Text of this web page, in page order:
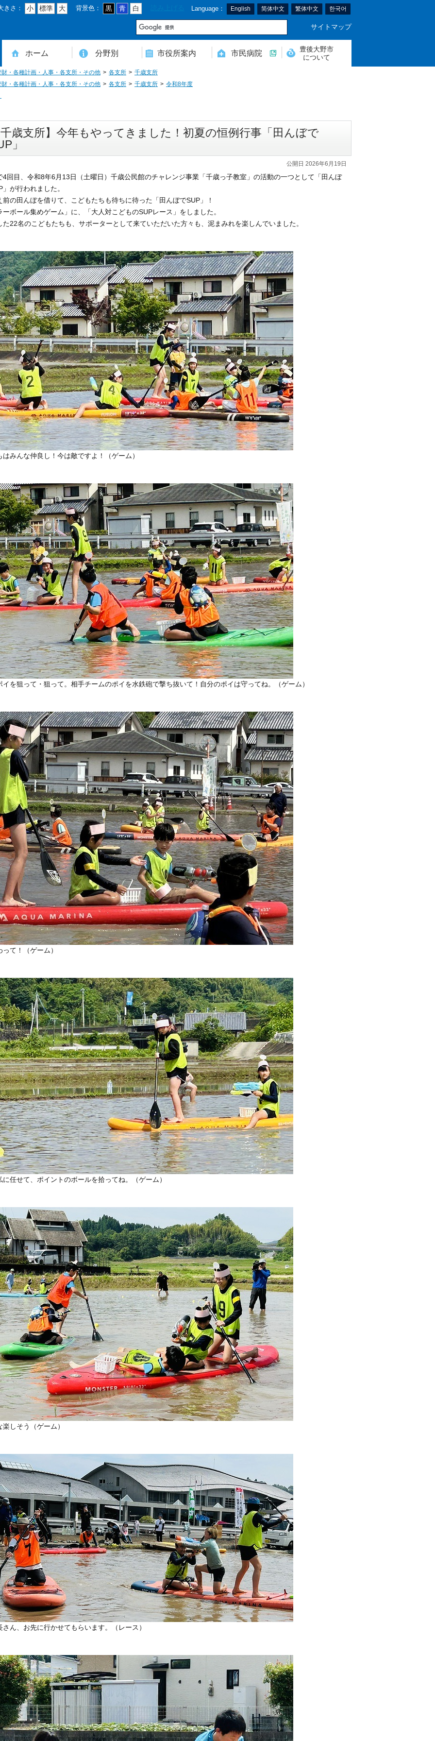
きさ： 小 標準 大 背景色： 黒 青 白 Language： English 简体中文 繁体中文 한국어
サイトマップ
ホーム 分野別
住民登録・戸籍・印鑑・マイナンバー
税・年金・国民健康保険・後期高齢者医療
教育・文化・スポーツ・人権・男女共同参画
健康・医療・介護・福祉・食育
消防・防災・安全・環境・ごみ・住宅・水道
商工・労働・消費者行政
入札・契約・工事・委託
農業・林業・農業委員会事務局
道路・都市計画・地籍・交通
議会・選管・監査
まちづくり・財政・管財・各種計画・人事・各支所・その他
市役所案内
本庁舎案内図
庁舎案内
行政組織
市民病院
豊後大野市
について
人口・世帯数・高齢者人口
豊後大野市の概要
豊後大野市の歴史
合併経過
市章・市民憲章・市花・市木等
豊後大野市友好交流協定
豊後大野市のすがた
豊後大野市の観光
豊後大野市の各種計画
ようこそ市長室へ
名誉市民
豊後大野市ふるさと大使
・各種計画・人事・各支所・その他 各支所
千歳支所
・各種計画・人事・各支所・その他
各支所 千歳支所
令和8年度
歳支所】今年もやってきました！初夏の恒例行事「田んぼで
」
公開日 2026年6月19日
4回目、令和8年6月13日（土曜日）千歳公民館のチャレンジ事業「千歳っ子教室」の活動の一つとして「田んぼ
」が行われました。
前の田んぼを借りて、こどもたちも待ちに待った「田んぼでSUP」！
ーボール集めゲーム」に、「大人対こどものSUPレース」をしました。
た22名のこどもたちも、サポーターとして来ていただいた方々も、泥まみれを楽しんでいました。
はみんな仲良し！今は敵ですよ！（ゲーム）
イを狙って・狙って。相手チームのポイを水鉄砲で撃ち抜いて！自分のポイは守ってね。（ゲーム）
って！（ゲーム）
に任せて、ポイントのボールを拾ってね。（ゲーム）
楽しそう（ゲーム）
さん、お先に行かせてもらいます。（レース）